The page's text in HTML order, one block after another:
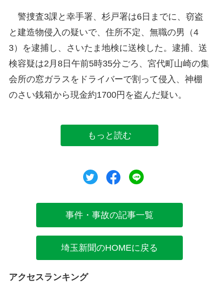
警捜査3課と幸手署、杉戸署は6日までに、窃盗
と建造物侵入の疑いで、住所不定、無職の男（4
3）を逮捕し、さいたま地検に送検した。逮捕、送
検容疑は2月8日午前5時35分ごろ、宮代町山崎の集
会所の窓ガラスをドライバーで割って侵入、神棚
のさい銭箱から現金約1700円を盗んだ疑い。
もっと読む
ツイートシェア
事件・事故の記事一覧
埼玉新聞のHOMEに戻る
アクセスランキング